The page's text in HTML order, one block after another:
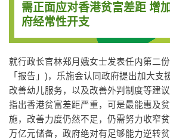
需正面应对香港贫富差距 增
府经常性开支
就行政长官林郑月娥女士发表任内第二
「报告」)，乐施会认同政府提出加大支
改善幼儿服务，以及改善外判制度等建
指出香港贫富差距严重，可是最能惠及
施，改善力度仍然不足，仍需努力收窄
万亿元储备，政府绝对有足够能力逆转